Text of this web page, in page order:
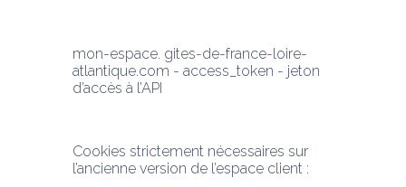
mon-espace. gites-de-france-loire-
atlantique.com - access_token - jeton
d’accès à l’API
Cookies strictement nécessaires sur
l’ancienne version de l’espace client :